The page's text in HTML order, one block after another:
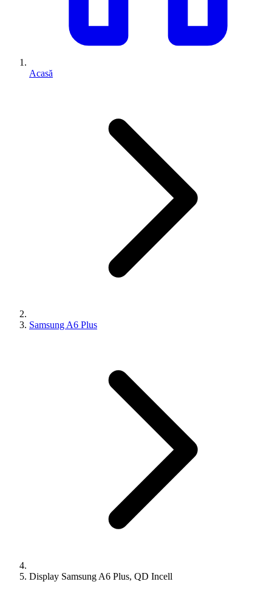
Acasă
Samsung A6 Plus
Display Samsung A6 Plus, QD Incell